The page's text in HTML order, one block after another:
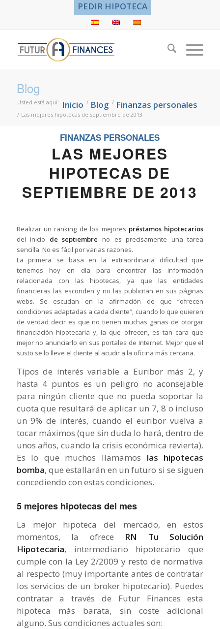
PEDIR HIPOTECA
Blog
Usted está aquí: Inicio / Blog / Finanzas personales
/ Las mejores hipotecas de septiembre de 2013
FINANZAS PERSONALES
LAS MEJORES
HIPOTECAS DE
SEPTIEMBRE DE 2013
Realizar un ranking de los mejores préstamos hipotecarios
del inicio de septiembre no es precisamente una tarea
sencilla. No es fácil por varias razones.
La primera se basa en la extraordinaria dificultad que
tenemos hoy en día para encontrar las información
relacionada con las hipotecas, ya que las entidades
financieras las esconden y no las publicitan en sus páginas
webs. Se escudan en la afirmación de que “ofrecen
condiciones adaptadas a cada cliente”, cuando lo que quieren
de verdad decir es que no tienen muchas ganas de otorgar
financiación hipotecaria y, la que ofrecen, es tan cara que
mejor no anunciarlo en sus portales de Internet. Mejor que el
susto se lo lleve el cliente al acudir a la oficina más cercana.
Tipos de interés variable a Euribor más 2, y
hasta 4 puntos es un peligro no aconsejable
para ningún cliente que no pueda soportar la
cuota que resultará de aplicar un 7, 8 o incluso
un 9% de interés, cuando el euribor vuelva a
tocar máximos (que sin duda lo hará, dentro de
unos años, cuando la crisis económica revierta).
Es lo que muchos llamamos las hipotecas
bomba, que estallarán en un futuro si se siguen
concediendo con estas condiciones.
5 mejores hipotecas del mes
La mejor hipoteca del mercado, en estos
momentos, la ofrece RN Tu Solución
Hipotecaria, intermediario hipotecario que
cumple con la Ley 2/2009 y resto de normativa
al respecto (muy importante antes de contratar
los servicios de un broker hipotecario). Puedes
contratar a través de Futur Finances esta
hipoteca más barata, sin coste adicional
alguno. Sus condiciones actuales son: